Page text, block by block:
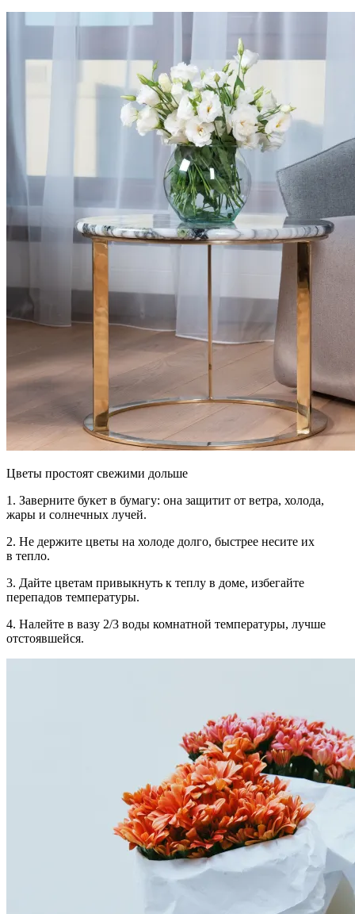
Цветы простоят свежими дольше
1. Заверните букет в бумагу: она защитит от ветра, холода,
жары и солнечных лучей.
2. Не держите цветы на холоде долго, быстрее несите их
в тепло.
3. Дайте цветам привыкнуть к теплу в доме, избегайте
перепадов температуры.
4. Налейте в вазу 2/3 воды комнатной температуры, лучше
отстоявшейся.